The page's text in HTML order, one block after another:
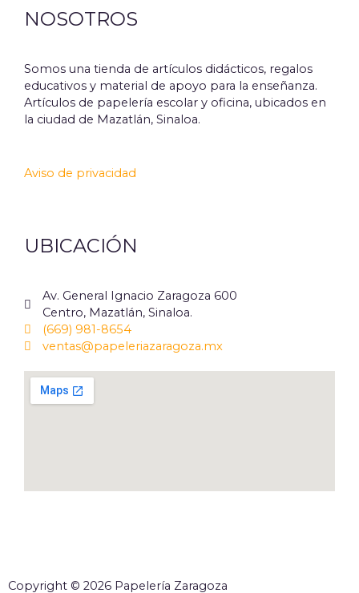
NOSOTROS
Somos una tienda de artículos didácticos, regalos
educativos y material de apoyo para la enseñanza.
Artículos de papelería escolar y oficina, ubicados en
la ciudad de Mazatlán, Sinaloa.
Aviso de privacidad
UBICACIÓN
Av. General Ignacio Zaragoza 600
Centro, Mazatlán, Sinaloa.
(669) 981-8654
ventas@papeleriazaragoza.mx
Copyright © 2026 Papelería Zaragoza